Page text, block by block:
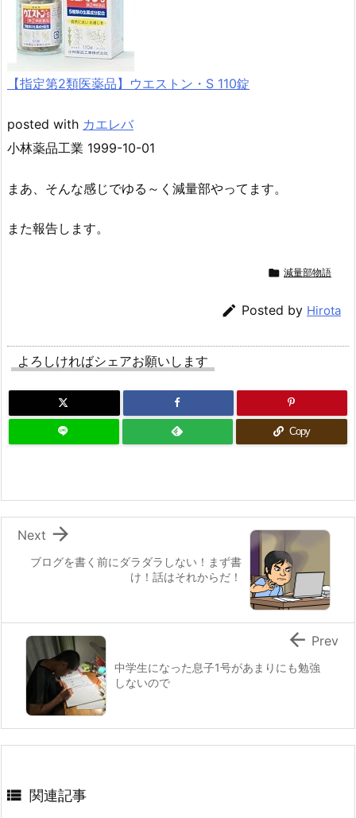
【指定第2類医薬品】ウエストン・S 110錠
posted with カエレバ
小林薬品工業 1999-10-01
まあ、そんな感じでゆる～く減量部やってます。
また報告します。
 減量部物語
 Posted by Hirota
よろしければシェアお願いします
Copy
ブログを書く前にダラダラしない！まず書
け！話はそれからだ！

Next
中学生になった息子1号があまりにも勉強
しないので
 Prev
 関連記事